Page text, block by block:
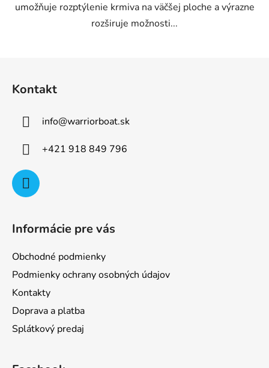
umožňuje rozptýlenie krmiva na väčšej ploche a výrazne
rozširuje možnosti...
Kontakt
info@warriorboat.sk
+421 918 849 796
Informácie pre vás
Obchodné podmienky
Podmienky ochrany osobných údajov
Kontakty
Doprava a platba
Splátkový predaj